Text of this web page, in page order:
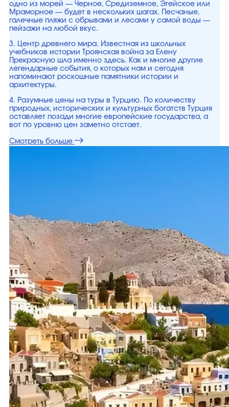
одно из морей — Черное, Средиземное, Эгейское или
Мраморное — будет в нескольких шагах. Песчаные,
галечные пляжи с обрывами и лесами у самой воды —
пейзажи на любой вкус.
3. Центр древнего мира. Известная из школьных
учебников истории Троянская война за Елену
Прекрасную шла именно здесь. Как и многие другие
легендарные события, о которых нам и сегодня
напоминают роскошные памятники истории и
архитектуры.
4. Разумные цены на туры в Турцию. По количеству
природных, исторических и культурных богатств Турция
оставляет позади многие европейские государства, а
вот по уровню цен заметно отстает.
Смотреть больше